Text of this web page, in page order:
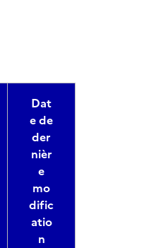
Dat
e de
der
nièr
e
mo
dific
atio
n